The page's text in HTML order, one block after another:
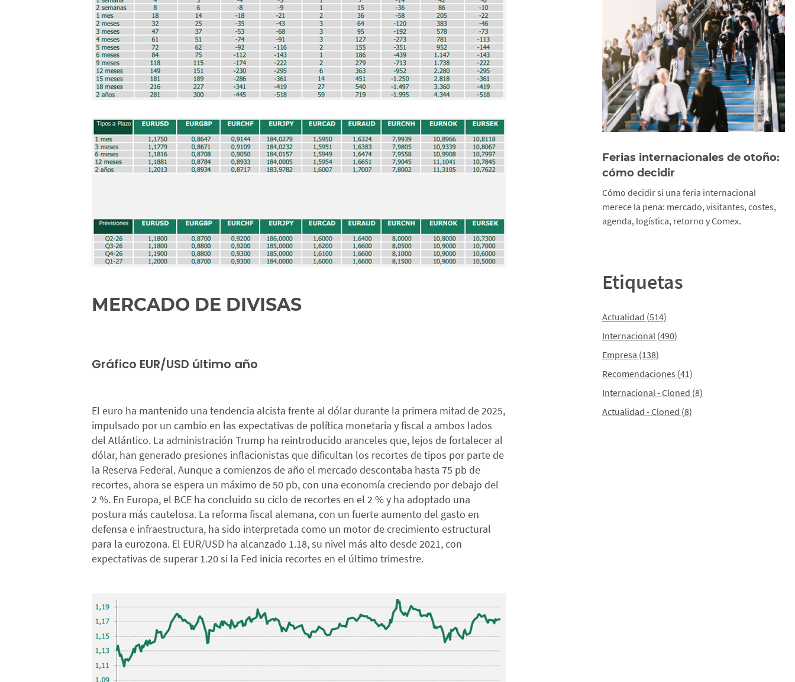
MERCADO DE DIVISAS
Gráfico EUR/USD último año
El euro ha mantenido una tendencia alcista frente al dólar durante la primera mitad de 2025,
impulsado por un cambio en las expectativas de política monetaria y fiscal a ambos lados
del Atlántico. La administración Trump ha reintroducido aranceles que, lejos de fortalecer al
dólar, han generado presiones inflacionistas que dificultan los recortes de tipos por parte de
la Reserva Federal. Aunque a comienzos de año el mercado descontaba hasta 75 pb de
recortes, ahora se espera un máximo de 50 pb, con una economía creciendo por debajo del
2 %. En Europa, el BCE ha concluido su ciclo de recortes en el 2 % y ha adoptado una
postura más cautelosa. La reforma fiscal alemana, con un fuerte aumento del gasto en
defensa e infraestructura, ha sido interpretada como un motor de crecimiento estructural
para la eurozona. El EUR/USD ha alcanzado 1.18, su nivel más alto desde 2021, con
expectativas de superar 1.20 si la Fed inicia recortes en el último trimestre.
Ferias internacionales de otoño:
cómo decidir
Cómo decidir si una feria internacional
merece la pena: mercado, visitantes, costes,
agenda, logística, retorno y Comex.
Etiquetas
Actualidad (514)
Internacional (490)
Empresa (138)
Recomendaciones (41)
Internacional - Cloned (8)
Actualidad - Cloned (8)